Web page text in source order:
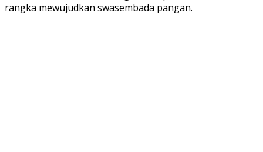
rangka mewujudkan swasembada pangan.